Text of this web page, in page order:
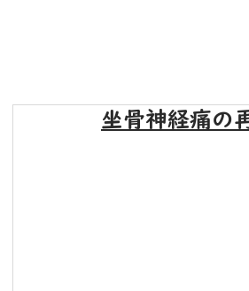
坐骨神経痛の